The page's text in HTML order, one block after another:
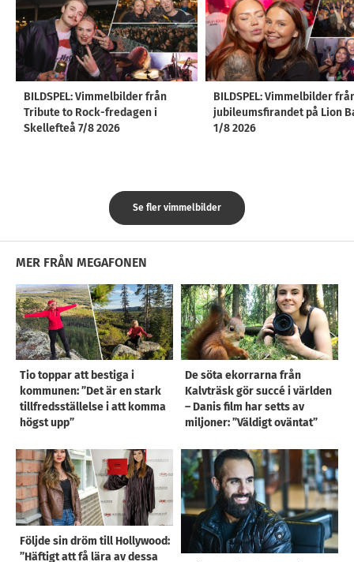
BILDSPEL: Vimmelbilder från
Tribute to Rock-fredagen i
Skellefteå 7/8 2026
BILDSPEL: Vimmelbilder
jubileumsfirandet på Lion
1/8 2026
Se fler vimmelbilder
MER FRÅN MEGAFONEN
Tio toppar att bestiga i
kommunen: ”Det är en stark
tillfredsställelse i att komma
högst upp”
De söta ekorrarna från
Kalvträsk gör succé i världen
– Danis film har setts av
miljoner: ”Väldigt oväntat”
Följde sin dröm till Hollywood:
”Häftigt att få lära av dessa